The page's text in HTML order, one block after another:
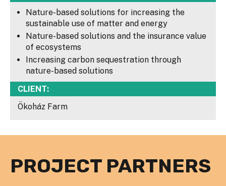
Nature-based solutions for increasing the
sustainable use of matter and energy
Nature-based solutions and the insurance value
of ecosystems
Increasing carbon sequestration through
nature-based solutions
CLIENT:
Ökoház Farm
PROJECT PARTNERS